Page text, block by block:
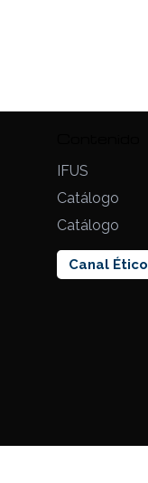
IFUS
Catálogo
Catálogo
Canal Ético